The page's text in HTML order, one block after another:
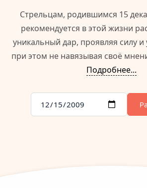
Стрельцам, родившимся 15
рекомендуется в этой жизни
уникальный дар, проявляя силу и
при этом не навязывая своё
Подробнее...